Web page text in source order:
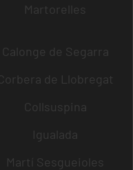
Martorelles
Calonge de Segarra
Corbera de Llobregat
Collsuspina
Igualada
Martí Sesgueioles